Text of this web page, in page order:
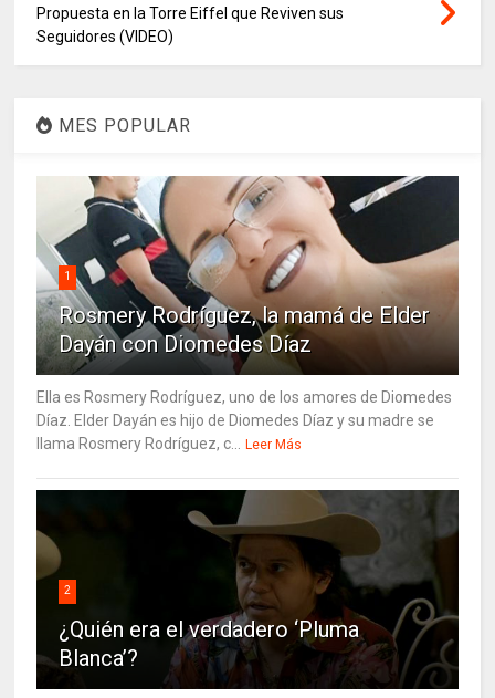
Propuesta en la Torre Eiffel que Reviven sus
Seguidores (VIDEO)
MES POPULAR
1
Rosmery Rodríguez, la mamá de Elder
Dayán con Diomedes Díaz
Ella es Rosmery Rodríguez, uno de los amores de Diomedes
Díaz. Elder Dayán es hijo de Diomedes Díaz y su madre se
llama Rosmery Rodríguez, c...
Leer Más
2
¿Quién era el verdadero ‘Pluma
Blanca’?